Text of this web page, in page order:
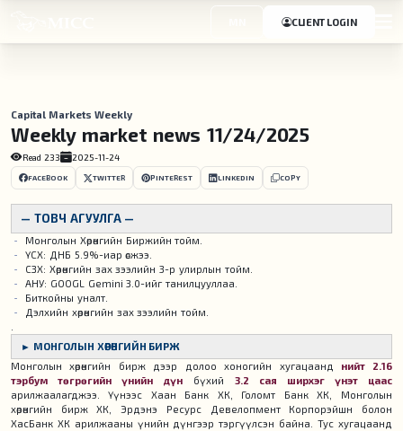
CLIENT LOGIN
Capital Markets Weekly
Weekly market news 11/24/2025
Read 233 2025-11-24
FACEBOOK TWITTER PINTEREST LINKEDIN COPY
— ТОВЧ АГУУЛГА —
Монголын Хөрөнгийн Биржийн тойм.
ҮСХ: ДНБ 5.9%-иар өсжээ.
СЗХ: Хөрөнгийн зах зээлийн 3-р улирлын тойм.
АНУ: GOOGL Gemini 3.0-ийг танилцууллаа.
Биткойны уналт.
Дэлхийн хөрөнгийн зах зээлийн тойм.
► МОНГОЛЫН ХӨРӨНГИЙН БИРЖ​
Монголын хөрөнгийн бирж дээр долоо хоногийн хугацаанд нийт 2.16
тэрбум төгрөгийн үнийн дүн бүхий
3.2 сая ширхэг үнэт цаас
арилжаалагджээ. Үүнээс Хаан Банк ХК, Голомт Банк ХК, Монголын
хөрөнгийн бирж ХК, Эрдэнэ Ресурс Девелопмент Корпорэйшн болон
ХасБанк ХК арилжааны үнийн дүнгээр тэргүүлсэн байна. Тус хугацаанд